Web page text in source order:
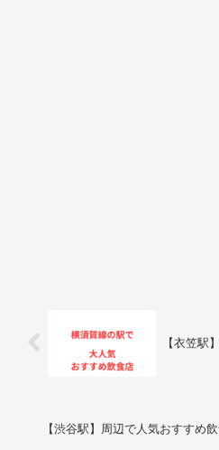
【衣笠駅
【渋谷駅】周辺で人気おすすめ